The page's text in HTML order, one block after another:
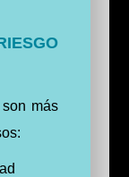
más